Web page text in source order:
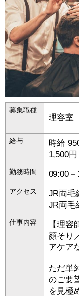
募集職種
理容室
給与
時給
1,500円
勤務時間 09:00－
アクセス
JR両毛
JR両毛
仕事内容
【理容
顔そり
アケア
ただ単
のご要
を見極